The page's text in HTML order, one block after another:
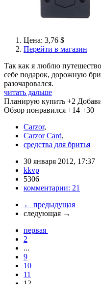
Цена: 3,76 $
Перейти в магазин
Так как я люблю
себе подарок, дорожную
разочаровался.
читать дальше
Планирую купить +2
Обзор понравился +14 +30
Carzor,
Carzor Card,
средства для бритья
30 января 2012, 17:37
kkvp
5306
комментарии: 21
← предыдущая
следующая →
первая
2
...
9
10
11